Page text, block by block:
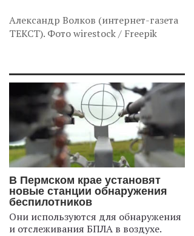
Александр Волков (интернет-газета
ТЕКСТ). Фото wirestock / Freepik
В Пермском крае установят
новые станции обнаружения
беспилотников
Они используются для обнаружения
и отслеживания БПЛА в воздухе.